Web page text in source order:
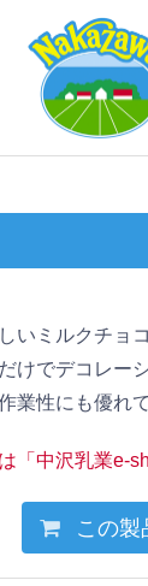
いミルクチョ
けでデコレー
業性にも優れ
「中沢乳業e-
この製